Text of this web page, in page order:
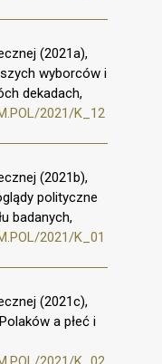
(2021a),
wyborców i
dekadach,
2021/K_12
(2021b),
polityczne
badanych,
2021/K_01
(2021c),
a płeć i